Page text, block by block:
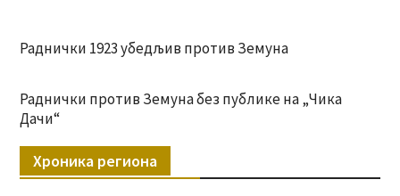
Раднички 1923 убедљив против Земуна
Раднички против Земуна без публике на „Чика
Дачи“
Хроника региона